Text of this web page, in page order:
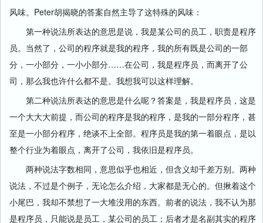
风味。Peter胡揭晓的答案自然主导了这特殊的风味：
第一种说法所表达的意思是说，我是某公司的员工，职责是程序
员。当然了，公司的程序就是我的程序，我的所有既是公司的一部
分，一小部分，一小小部分……在公司，我是程序员，而离开了公
司，那么我也许什么都不是。我想我可以这样理解。
第二种说法所表达的意思是什么呢？答案是，我是程序员，这是
一个大大大前提，而公司的程序是我的程序，是我的一部分程序，甚
至是一小部分程序，绝谈不上全部。程序员是我的第一着眼点，是以
整个行业为着眼点，离开了公司，我依旧是程序员。
两种说法字数相同，意思似乎也相近，但含义却千差万别。两种
说法，不过是个例子，无论怎么介绍，大家都是无心的。但揪着这个
小尾巴，我却不禁想了一大堆没用的东西。前者的说法，我不认为那
是程序员，只能说是员工，某公司的员工；后者才是名副其实的程序